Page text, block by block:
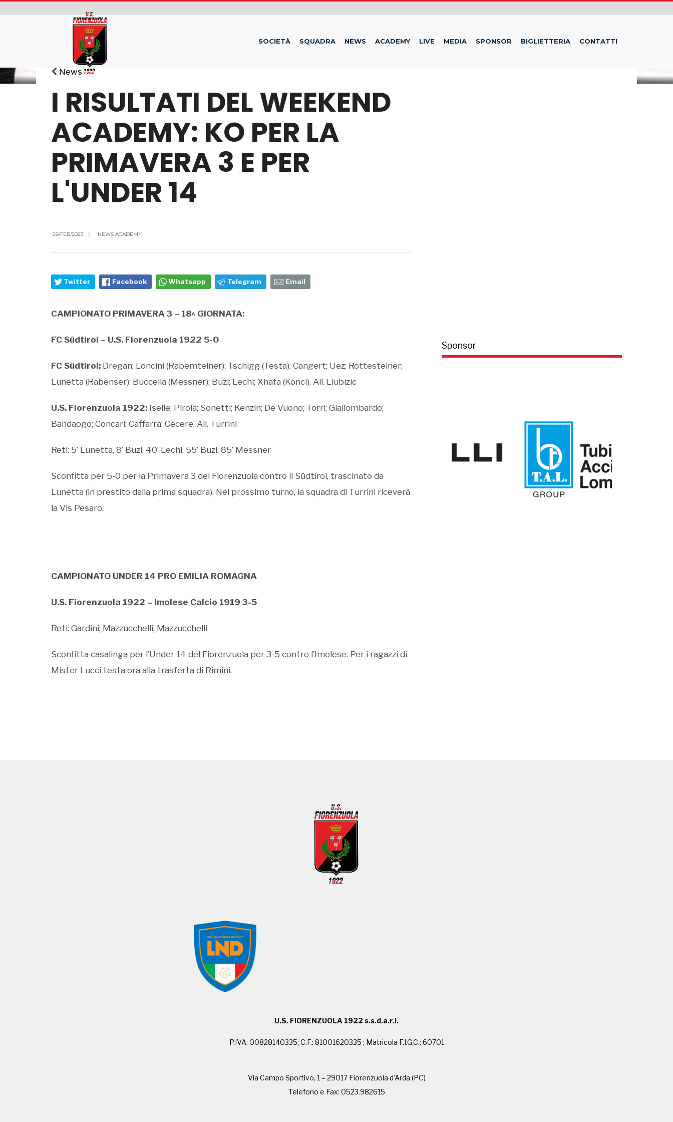
SOCIETÀ SQUADRA NEWS ACADEMY LIVE MEDIA SPONSOR BIGLIETTERIA CONTATTI
News
I RISULTATI DEL WEEKEND
ACADEMY: KO PER LA
PRIMAVERA 3 E PER
L'UNDER 14
28/FEB/2023 | NEWS ACADEMY
Twitter Facebook Whatsapp Telegram Email
CAMPIONATO PRIMAVERA 3 – 18^ GIORNATA:
FC Südtirol – U.S. Fiorenzuola 1922 5-0
FC Südtirol: Dregan; Loncini (Rabemteiner); Tschigg (Testa); Cangert; Uez; Rottesteiner;
Lunetta (Rabenser); Buccella (Messner); Buzi; Lechl; Xhafa (Konci). All. Liubizic
U.S. Fiorenzuola 1922: Iselle; Pirola; Sonetti; Kenzin; De Vuono; Torri; Giallombardo;
Bandaogo; Concari; Caffarra; Cecere. All. Turrini
Reti: 5’ Lunetta, 8’ Buzi, 40’ Lechl, 55’ Buzi, 85’ Messner
Sconfitta per 5-0 per la Primavera 3 del Fiorenzuola contro il Südtirol, trascinato da
Lunetta (in prestito dalla prima squadra). Nel prossimo turno, la squadra di Turrini riceverà
la Vis Pesaro.
CAMPIONATO UNDER 14 PRO EMILIA ROMAGNA
U.S. Fiorenzuola 1922 – Imolese Calcio 1919 3-5
Reti: Gardini; Mazzucchelli, Mazzucchelli
Sconfitta casalinga per l’Under 14 del Fiorenzuola per 3-5 contro l’Imolese. Per i ragazzi di
Mister Lucci testa ora alla trasferta di Rimini.
Sponsor
U.S. FIORENZUOLA 1922 s.s.d.a.r.l.
P.IVA: 00828140335; C.F.: 81001620335 ; Matricola F.I.G.C.: 60701
Via Campo Sportivo, 1 – 29017 Fiorenzuola d’Arda (PC)
Telefono e Fax: 0523.982615